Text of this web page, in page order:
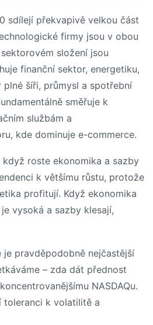
sdílejí překvapivě velkou část
firmy jsou v obou
složení jsou
finanční sektor, energetiku,
šíři, průmysl a spotřební
směřuje k
službám a
kde dominuje e-commerce.
roste ekonomika a sazby
k většímu růstu, protože
profitují. Když ekonomika
vysoká a sazby klesají,
pravděpodobně nejčastější
– zda dát přednost
NASDAQu.
toleranci k volatilitě a